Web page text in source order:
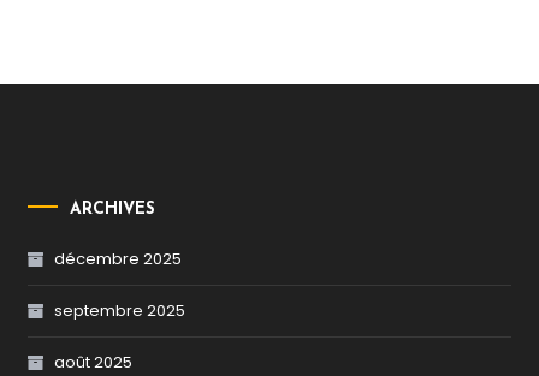
ARCHIVES
décembre 2025
septembre 2025
août 2025